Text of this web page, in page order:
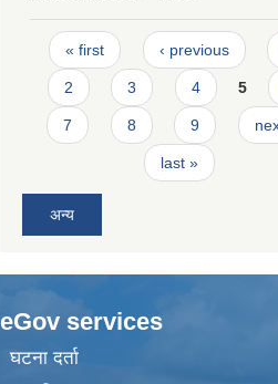
Pages
« first ‹ previous
2 3 4 5
7 8 9
last »
अन्य
eGov services
घटना दर्ता